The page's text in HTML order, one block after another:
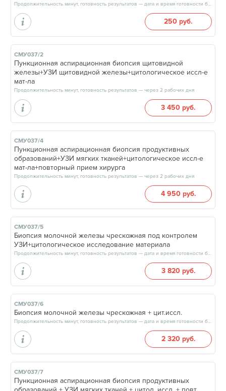
Продолжительность минут, готовность результатов — дата и время готовности будут сообщены врачом в день приёма
250 руб.
СМУ037/2
Пункционная аспирационная биопсия щитовидной
железы+УЗИ щитовидной железы+цитологическое иссл-е
мат-ла
Продолжительность минут, готовность результатов — через 2 рабочих дня
3 450 руб.
СМУ037/4
Пункционная аспирационная биопсия продуктивных
образований+УЗИ мягких тканей+цитологическое иссл-е
мат-ла+повторный прием хирурга
Продолжительность минут, готовность результатов — через 2 рабочих дня
4 950 руб.
СМУ037/5
Биопсия молочной железы чрескожная под контролем
УЗИ+цитологическое исследование материала
Продолжительность минут, готовность результатов — дата и время готовности будут сообщены врачом в день приёма
3 820 руб.
СМУ037/6
Биопсия молочной железы чрескожная + цит.иссл.
Продолжительность минут, готовность результатов — дата и время готовности будут сообщены врачом в день приёма
2 320 руб.
СМУ037/7
Пункционная аспирационная биопсия продуктивных